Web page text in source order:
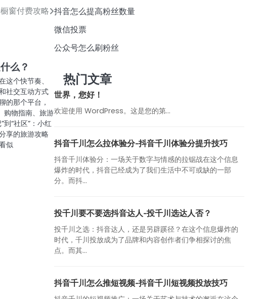
窗付费攻略
么？
这个快节奏、
社交互动方式
的那个平台，
物指南、旅游
到“社区”：小红
享的旅游攻略
似
抖音怎么提高粉丝数量
微信投票
公众号怎么刷粉丝
热门文章
世界，您好！
欢迎使用 WordPress。这是您的第…
抖音千川怎么拉体验分-抖音千川体验分提升技巧
抖音千川体验分：一场关于数字与情感的拉锯战在这个信息
爆炸的时代，抖音已经成为了我们生活中不可或缺的一部
分。而抖...
投千川要不要选抖音达人-投千川选达人否？
投千川之选：抖音达人，还是另辟蹊径？在这个信息爆炸的
时代，千川投放成为了品牌和内容创作者们争相探讨的焦
点。而其...
抖音千川怎么推短视频-抖音千川短视频投放技巧